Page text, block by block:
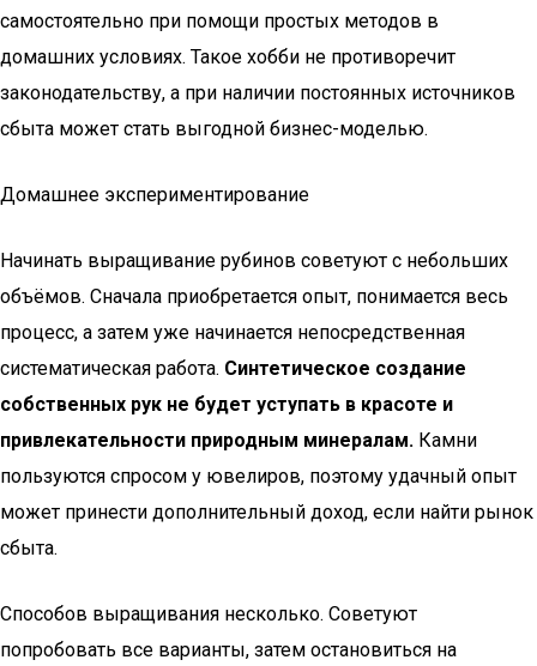
самостоятельно при помощи простых методов в
домашних условиях. Такое хобби не противоречит
законодательству, а при наличии постоянных источников
сбыта может стать выгодной бизнес-моделью.
Домашнее экспериментирование
Начинать выращивание рубинов советуют с небольших
объёмов. Сначала приобретается опыт, понимается весь
процесс, а затем уже начинается непосредственная
систематическая работа. Синтетическое создание
собственных рук не будет уступать в красоте и
привлекательности природным минералам. Камни
пользуются спросом у ювелиров, поэтому удачный опыт
может принести дополнительный доход, если найти рынок
сбыта.
Способов выращивания несколько. Советуют
попробовать все варианты, затем остановиться на